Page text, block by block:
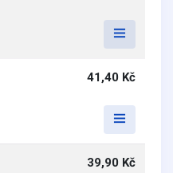
41,40 Kč
39,90 Kč